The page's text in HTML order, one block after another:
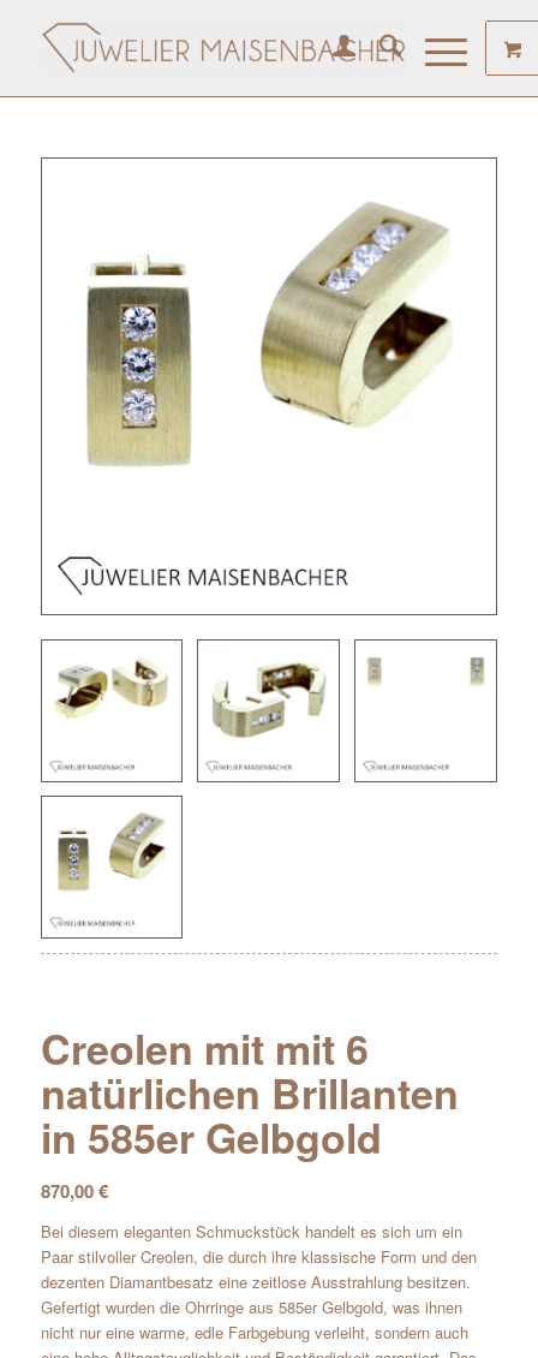
Creolen mit mit 6
natürlichen Brillanten
in 585er Gelbgold
870,00€
Bei diesem eleganten Schmuckstück handelt es sich um ein
Paar stilvoller Creolen, die durch ihre klassische Form und den
dezenten Diamantbesatz eine zeitlose Ausstrahlung besitzen.
Gefertigt wurden die Ohrringe aus 585er Gelbgold, was ihnen
nicht nur eine warme, edle Farbgebung verleiht, sondern auch